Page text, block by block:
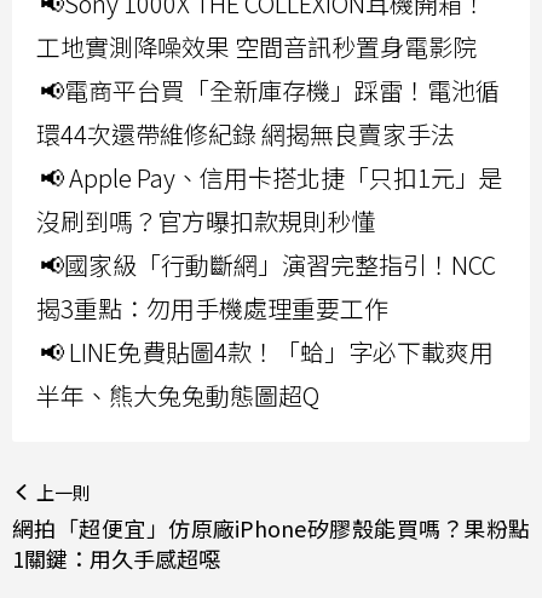
工地實測降噪效果 空間音訊秒置身電影院
📢電商平台買「全新庫存機」踩雷！電池循
環44次還帶維修紀錄 網揭無良賣家手法
📢 Apple Pay、信用卡搭北捷「只扣1元」是
沒刷到嗎？官方曝扣款規則秒懂
📢國家級「行動斷網」演習完整指引！NCC
揭3重點：勿用手機處理重要工作
📢 LINE免費貼圖4款！「蛤」字必下載爽用
半年、熊大兔兔動態圖超Q
上一則
網拍「超便宜」仿原廠iPhone矽膠殼能買嗎？果粉點
1關鍵：用久手感超噁